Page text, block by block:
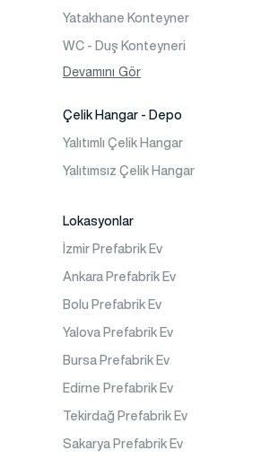
Yatakhane Konteyner
WC - Duş Konteyneri
Konteyner Ev
Devamını Gör
Çelik Hangar - Depo
Yalıtımlı Çelik Hangar
Yalıtımsız Çelik Hangar
Lokasyonlar
İzmir Prefabrik Ev
Ankara Prefabrik Ev
Bolu Prefabrik Ev
Yalova Prefabrik Ev
Bursa Prefabrik Ev
Edirne Prefabrik Ev
Tekirdağ Prefabrik Ev
Sakarya Prefabrik Ev